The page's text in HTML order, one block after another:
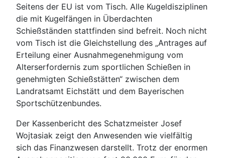
Seitens der EU ist vom Tisch. Alle Kugeldisziplinen
die mit Kugelfängen in Überdachten
Schießständen stattfinden sind befreit. Noch nicht
vom Tisch ist die Gleichstellung des „Antrages auf
Erteilung einer Ausnahmegenehmigung vom
Alterserfordernis zum sportlichen Schießen in
genehmigten Schießstätten“ zwischen dem
Landratsamt Eichstätt und dem Bayerischen
Sportschützenbundes.
Der Kassenbericht des Schatzmeister Josef
Wojtasiak zeigt den Anwesenden wie vielfältig
sich das Finanzwesen darstellt. Trotz der enormen